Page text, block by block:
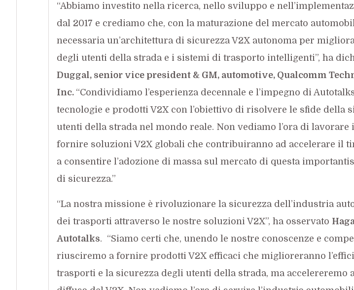
“Abbiamo investito nella ricerca, nello sviluppo e
dal 2017 e crediamo che, con la maturazione del mercato
necessaria un’architettura di sicurezza V2X autonoma per
degli utenti della strada e i sistemi di trasporto intelligenti”, ha
Duggal, senior vice president & GM, automotive, Qualcomm
Inc. “Condividiamo l’esperienza decennale e l’impegno di
tecnologie e prodotti V2X con l’obiettivo di risolvere le sfide della
utenti della strada nel mondo reale. Non vediamo l’ora di lavorare
fornire soluzioni V2X globali che contribuiranno ad accelerare il
a consentire l’adozione di massa sul mercato di questa
di sicurezza.”
“La nostra missione è rivoluzionare la sicurezza dell’industria
dei trasporti attraverso le nostre soluzioni V2X”, ha osservato
Autotalks. “Siamo certi che, unendo le nostre conoscenze e
riusciremo a fornire prodotti V2X efficaci che miglioreranno
trasporti e la sicurezza degli utenti della strada, ma accelereremo